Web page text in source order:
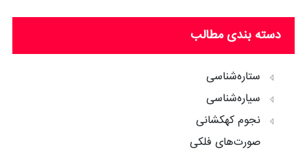
دسته بندی مطالب
ستاره‌شناسی
سیاره‌شناسی
نجوم کهکشانی
صورت‌های فلکی